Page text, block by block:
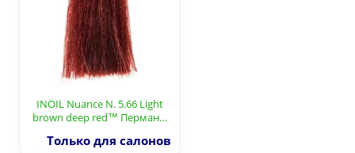
INOIL Nuance N. 5.66 Light
brown deep red™ Перман…
Только для салонов